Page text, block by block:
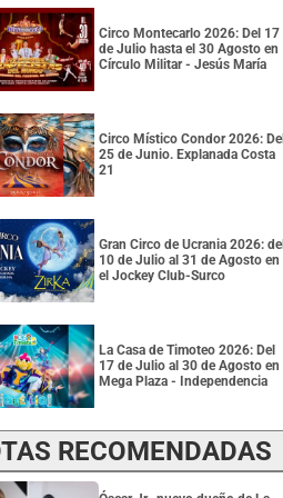
Circo Montecarlo 2026: Del 17
de Julio hasta el 30 Agosto en
Círculo Militar - Jesús María
Circo Místico Condor 2026: Del
25 de Junio. Explanada Costa
21
Gran Circo de Ucrania 2026: del
10 de Julio al 31 de Agosto en
el Jockey Club-Surco
La Casa de Timoteo 2026: Del
17 de Julio al 30 de Agosto en
Mega Plaza - Independencia
RECOMENDADAS